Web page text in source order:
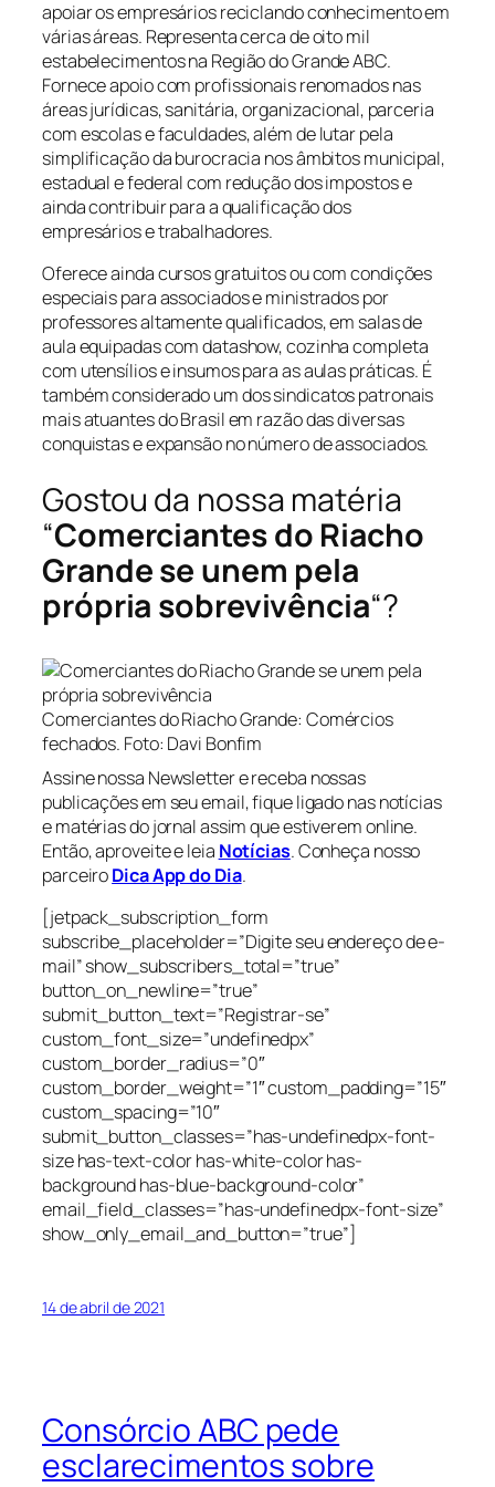
apoiar os empresários reciclando conhecimento em
várias áreas. Representa cerca de oito mil
estabelecimentos na Região do Grande ABC.
Fornece apoio com profissionais renomados nas
áreas jurídicas, sanitária, organizacional, parceria
com escolas e faculdades, além de lutar pela
simplificação da burocracia nos âmbitos municipal,
estadual e federal com redução dos impostos e
ainda contribuir para a qualificação dos
empresários e trabalhadores.
Oferece ainda cursos gratuitos ou com condições
especiais para associados e ministrados por
professores altamente qualificados, em salas de
aula equipadas com datashow, cozinha completa
com utensílios e insumos para as aulas práticas. É
também considerado um dos sindicatos patronais
mais atuantes do Brasil em razão das diversas
conquistas e expansão no número de associados.
Gostou da nossa matéria
“Comerciantes do Riacho
Grande se unem pela
própria sobrevivência“?
Comerciantes do Riacho Grande: Comércios
fechados. Foto: Davi Bonfim
Assine nossa Newsletter e receba nossas
publicações em seu email, fique ligado nas notícias
e matérias do jornal assim que estiverem online.
Então, aproveite e leia Notícias. Conheça nosso
parceiroDica App do Dia.
[jetpack_subscription_form
subscribe_placeholder=”Digite seu endereço de e-
mail” show_subscribers_total=”true”
button_on_newline=”true”
submit_button_text=”Registrar-se”
custom_font_size=”undefinedpx”
custom_border_radius=”0″
custom_border_weight=”1″ custom_padding=”15″
custom_spacing=”10″
submit_button_classes=”has-undefinedpx-font-
size has-text-color has-white-color has-
background has-blue-background-color”
email_field_classes=”has-undefinedpx-font-size”
show_only_email_and_button=”true”]
14 de abril de 2021
Consórcio ABC pede
esclarecimentos sobre